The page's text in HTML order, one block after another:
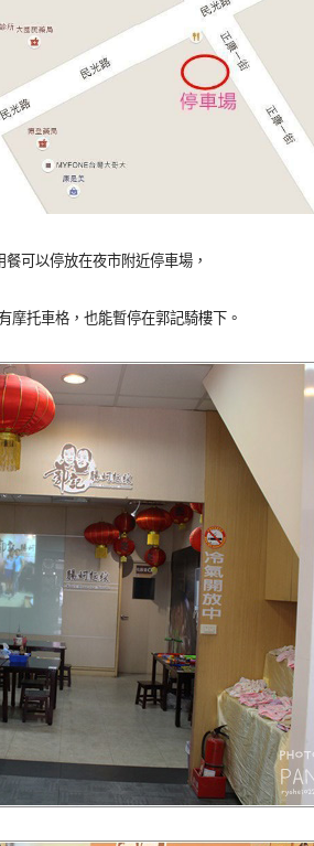
可以停放在夜市附近停車場，
摩托車格，也能暫停在郭記騎樓下。